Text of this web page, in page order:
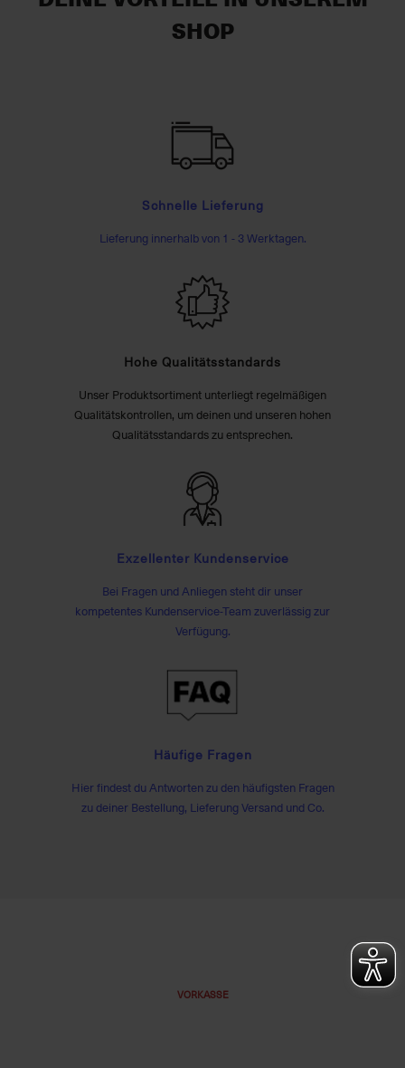
SHOP
Schnelle Lieferung
Lieferung innerhalb von 1 - 3 Werktagen.
Hohe Qualitätsstandards
Unser Produktsortiment unterliegt regelmäßigen
Qualitätskontrollen, um deinen und unseren hohen
Qualitätsstandards zu entsprechen.
Exzellenter Kundenservice
Bei Fragen und Anliegen steht dir unser
kompetentes Kundenservice-Team zuverlässig zur
Verfügung.
Häufige Fragen
Hier findest du Antworten zu den häufigsten Fragen
zu deiner Bestellung, Lieferung Versand und Co.
VORKASSE